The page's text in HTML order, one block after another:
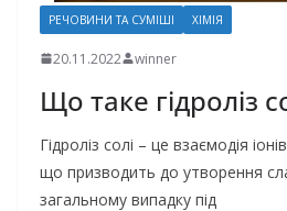
РЕЧОВИНИ ТА СУМІШІ ХІМІЯ
20.11.2022 winner
Що таке гідроліз
Гідроліз солі – це взаємодія
що призводить до утворення
загальному випадку під